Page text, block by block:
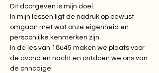
Dit doorgeven is mijn doel.
​In mijn lessen ligt de nadruk op bewust
omgaan met wat onze eigenheid en
persoonlijke kenmerken zijn.
In de les van 18u45 maken we plaats voor
de avond en nacht en ontdoen we ons van
de onnodige